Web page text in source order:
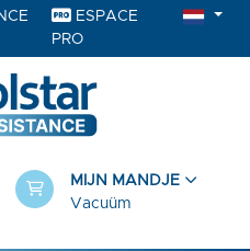
ESPACE
PRO
MIJN MANDJE
Vacuüm